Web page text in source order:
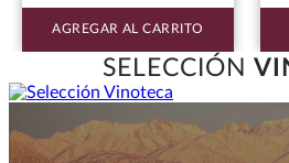
AGREGAR AL CARRITO
SELECCIÓN